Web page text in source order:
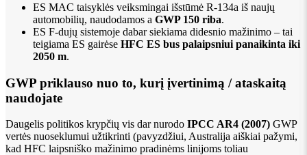
ES MAC taisyklės veiksmingai išstūmė R-134a iš naujų
automobilių, naudodamos a GWP 150 riba.
ES F-dujų sistemoje dabar siekiama didesnio mažinimo – tai
teigiama ES gairėse HFC ES bus palaipsniui panaikinta iki
2050 m.
GWP priklauso nuo to, kurį įvertinimą / ataskaitą
naudojate
Daugelis politikos krypčių vis dar nurodo IPCC AR4 (2007) GWP
vertės nuoseklumui užtikrinti (pavyzdžiui, Australija aiškiai pažymi,
kad HFC laipsniško mažinimo pradinėms linijoms toliau